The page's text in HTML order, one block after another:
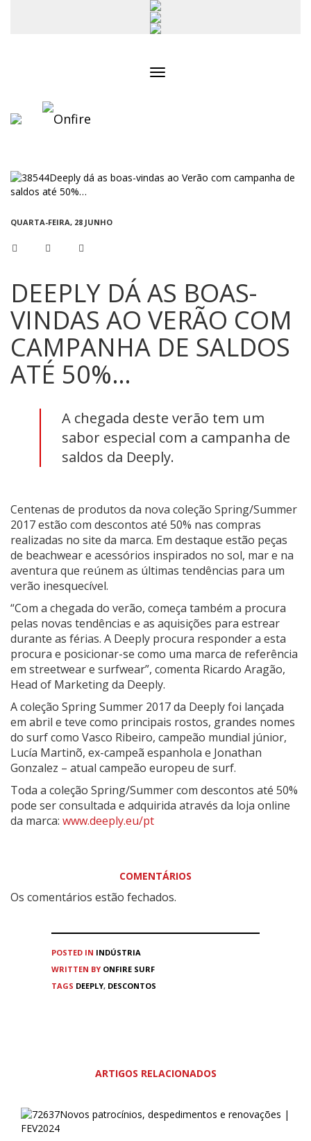
QUARTA-FEIRA, 28 JUNHO
DEEPLY DÁ AS BOAS-
VINDAS AO VERÃO COM
CAMPANHA DE SALDOS
ATÉ 50%…
A chegada deste verão tem um
sabor especial com a campanha de
saldos da Deeply.
Centenas de produtos da nova coleção Spring/Summer
2017 estão com descontos até 50% nas compras
realizadas no site da marca. Em destaque estão peças
de beachwear e acessórios inspirados no sol, mar e na
aventura que reúnem as últimas tendências para um
verão inesquecível.
“Com a chegada do verão, começa também a procura
pelas novas tendências e as aquisições para estrear
durante as férias. A Deeply procura responder a esta
procura e posicionar-se como uma marca de referência
em streetwear e surfwear”, comenta Ricardo Aragão,
Head of Marketing da Deeply.
A coleção Spring Summer 2017 da Deeply foi lançada
em abril e teve como principais rostos, grandes nomes
do surf como Vasco Ribeiro, campeão mundial júnior,
Lucía Martinõ, ex-campeã espanhola e Jonathan
Gonzalez – atual campeão europeu de surf.
Toda a coleção Spring/Summer com descontos até 50%
pode ser consultada e adquirida através da loja online
da marca: www.deeply.eu/pt
COMENTÁRIOS
Os comentários estão fechados.
POSTED IN INDÚSTRIA
WRITTEN BY ONFIRE SURF
TAGS DEEPLY, DESCONTOS
ARTIGOS RELACIONADOS